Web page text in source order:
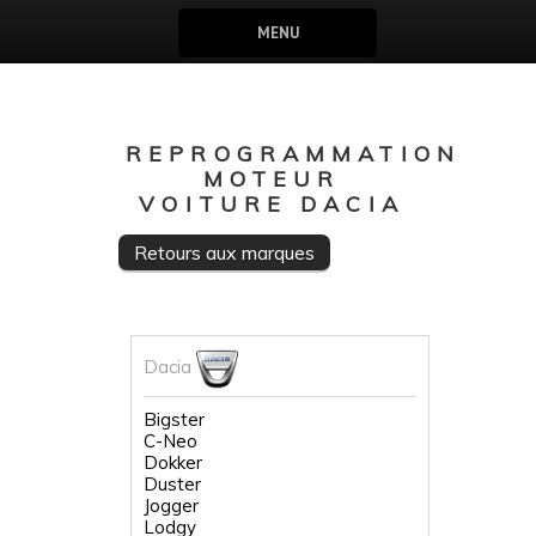
MENU
REPROGRAMMATION
MOTEUR
VOITURE DACIA
Retours aux marques
Dacia
Bigster
C-Neo
Dokker
Duster
Jogger
Lodgy